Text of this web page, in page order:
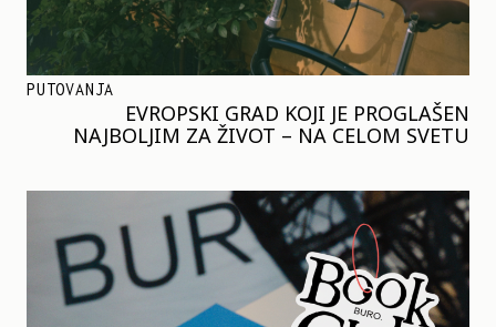
PUTOVANJA
EVROPSKI GRAD KOJI JE PROGLAŠEN
NAJBOLJIM ZA ŽIVOT – NA CELOM SVETU